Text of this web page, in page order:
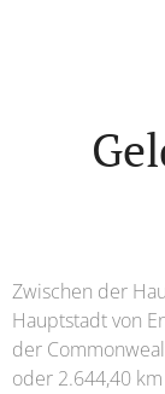
Zwischen der
Hauptstadt von
der
oder 2.644,40